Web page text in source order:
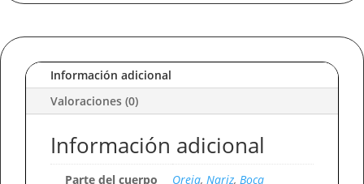
titanio
Oreja,
Nariz
y
cantidad
Información adicional
Valoraciones (0)
Información adicional
Parte del cuerpo Oreja, Nariz, Boca